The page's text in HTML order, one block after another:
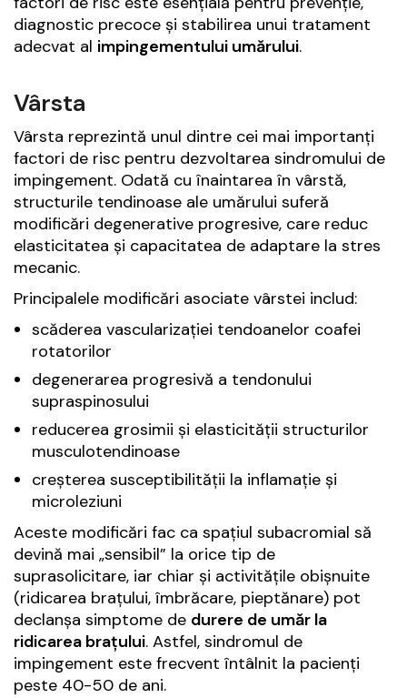
diagnostic precoce și stabilirea unui tratament
adecvat al impingementului umărului.
Vârsta
Vârsta reprezintă unul dintre cei mai importanți
factori de risc pentru dezvoltarea sindromului de
impingement. Odată cu înaintarea în vârstă,
structurile tendinoase ale umărului suferă
modificări degenerative progresive, care reduc
elasticitatea și capacitatea de adaptare la stres
mecanic.
Principalele modificări asociate vârstei includ:
scăderea vascularizației tendoanelor coafei
rotatorilor
degenerarea progresivă a tendonului
supraspinosului
reducerea grosimii și elasticității structurilor
musculotendinoase
creșterea susceptibilității la inflamație și
microleziuni
Aceste modificări fac ca spațiul subacromial să
devină mai „sensibil” la orice tip de
suprasolicitare, iar chiar și activitățile obișnuite
(ridicarea brațului, îmbrăcare, pieptănare) pot
declanșa simptome de durere de umăr la
ridicarea brațului. Astfel, sindromul de
impingement este frecvent întâlnit la pacienți
peste 40-50 de ani.